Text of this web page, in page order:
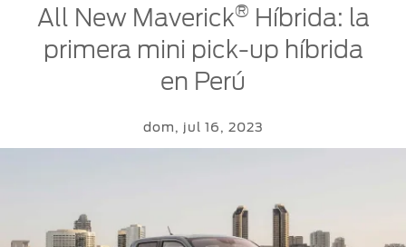
cotización
Vehículos
Oportunidades
Posventa
Propietarios
Ford
Servicios
Iniciar
All New Maverick® Híbrida: la
primera mini pick-up híbrida
en Perú
dom, jul 16, 2023